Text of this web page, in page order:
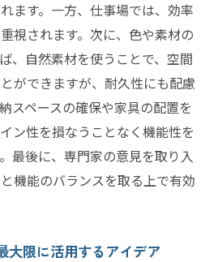
ます。一方、仕事場では、効率
視されます。次に、色や素材の
、自然素材を使うことで、空間
ができますが、耐久性にも配慮
スペースの確保や家具の配置を
ン性を損なうことなく機能性を
最後に、専門家の意見を取り入
機能のバランスを取る上で有効
大限に活用するアイデア